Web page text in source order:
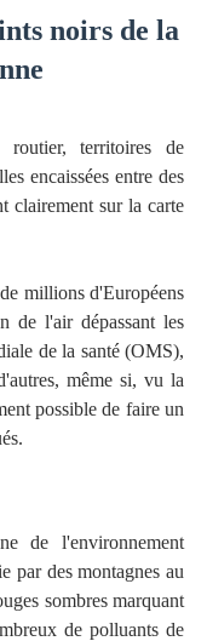
noirs de la
territoires de
encaissées entre des
clairement sur la carte
millions d'Européens
de l'air dépassant les
de la santé (OMS),
même si, vu la
possible de faire un
de l'environnement
par des montagnes au
sombres marquant
de polluants de